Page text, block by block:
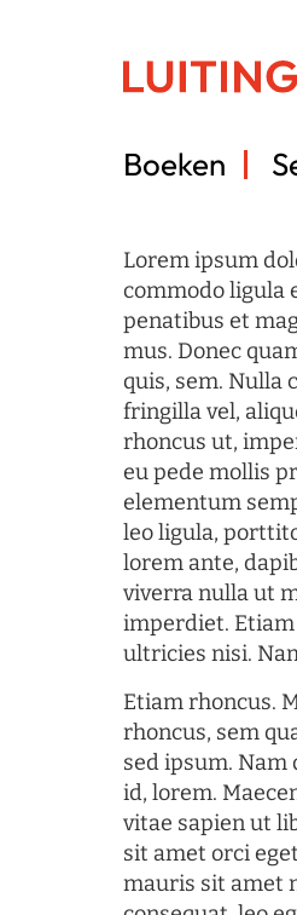
Boeken
Lorem ipsum
commodo ligula
penatibus et
mus. Donec
quis, sem. Nulla
fringilla vel,
rhoncus ut,
eu pede mollis
elementum
leo ligula,
lorem ante,
viverra nulla ut
imperdiet.
ultricies nisi.
Etiam rhoncus.
rhoncus, sem
sed ipsum.
id, lorem.
vitae sapien ut
sit amet orci
mauris sit amet